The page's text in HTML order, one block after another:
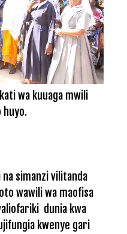
wa kuuaga mwili
simanzi vilitanda
wawili wa maofisa
dunia kwa
kwenye gari